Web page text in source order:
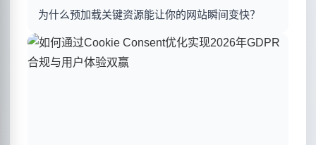
为什么预加载关键资源能让你的网站瞬间变快？